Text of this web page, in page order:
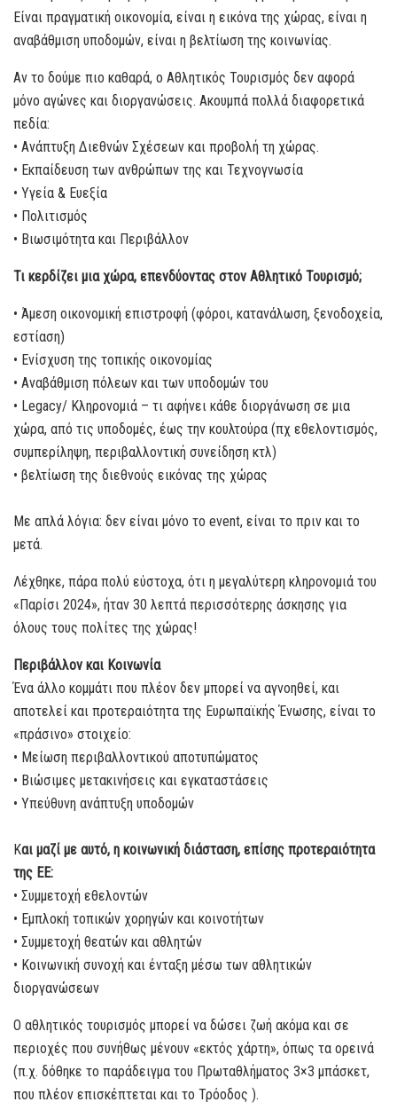
Είναι πραγματική οικονομία, είναι η εικόνα της χώρας, είναι η
αναβάθμιση υποδομών, είναι η βελτίωση της κοινωνίας.
Αν το δούμε πιο καθαρά, ο Αθλητικός Τουρισμός δεν αφορά
μόνο αγώνες και διοργανώσεις. Ακουμπά πολλά διαφορετικά
πεδία:
• Ανάπτυξη Διεθνών Σχέσεων και προβολή τη χώρας.
• Εκπαίδευση των ανθρώπων της και Τεχνογνωσία
• Υγεία & Ευεξία
• Πολιτισμός
• Βιωσιμότητα και Περιβάλλον
Τι κερδίζει μια χώρα, επενδύοντας στον Αθλητικό Τουρισμό;
• Άμεση οικονομική επιστροφή (φόροι, κατανάλωση, ξενοδοχεία,
εστίαση)
• Eνίσχυση της τοπικής οικονομίας
• Αναβάθμιση πόλεων και των υποδομών του
• Legacy/ Κληρονομιά – τι αφήνει κάθε διοργάνωση σε μια
χώρα, από τις υποδομές, έως την κουλτούρα (πχ εθελοντισμός,
συμπερίληψη, περιβαλλοντική συνείδηση κτλ)
• βελτίωση της διεθνούς εικόνας της χώρας
Με απλά λόγια: δεν είναι μόνο το event, είναι το πριν και το
μετά.
Λέχθηκε, πάρα πολύ εύστοχα, ότι η μεγαλύτερη κληρονομιά του
«Παρίσι 2024», ήταν 30 λεπτά περισσότερης άσκησης για
όλους τους πολίτες της χώρας!
Περιβάλλον και Κοινωνία
Ένα άλλο κομμάτι που πλέον δεν μπορεί να αγνοηθεί, και
αποτελεί και προτεραιότητα της Ευρωπαϊκής Ένωσης, είναι το
«πράσινο» στοιχείο:
• Μείωση περιβαλλοντικού αποτυπώματος
• Βιώσιμες μετακινήσεις και εγκαταστάσεις
• Υπεύθυνη ανάπτυξη υποδομών
Και μαζί με αυτό, η κοινωνική διάσταση, επίσης προτεραιότητα
της ΕΕ:
• Συμμετοχή εθελοντών
• Εμπλοκή τοπικών χορηγών και κοινοτήτων
• Συμμετοχή θεατών και αθλητών
• Κοινωνική συνοχή και ένταξη μέσω των αθλητικών
διοργανώσεων
Ο αθλητικός τουρισμός μπορεί να δώσει ζωή ακόμα και σε
περιοχές που συνήθως μένουν «εκτός χάρτη», όπως τα ορεινά
(π.χ. δόθηκε το παράδειγμα του Πρωταθλήματος 3×3 μπάσκετ,
που πλέον επισκέπτεται και το Τρόοδος ).